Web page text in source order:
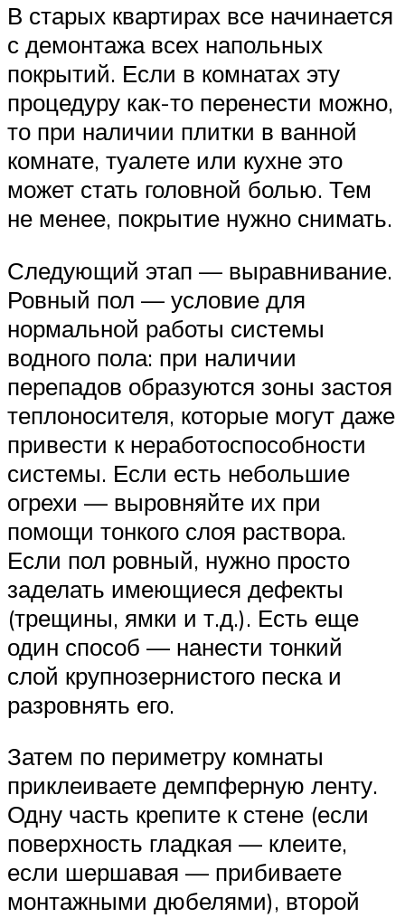
В старых квартирах все начинается
с демонтажа всех напольных
покрытий. Если в комнатах эту
процедуру как-то перенести можно,
то при наличии плитки в ванной
комнате, туалете или кухне это
может стать головной болью. Тем
не менее, покрытие нужно снимать.
Следующий этап — выравнивание.
Ровный пол — условие для
нормальной работы системы
водного пола: при наличии
перепадов образуются зоны застоя
теплоносителя, которые могут даже
привести к неработоспособности
системы. Если есть небольшие
огрехи — выровняйте их при
помощи тонкого слоя раствора.
Если пол ровный, нужно просто
заделать имеющиеся дефекты
(трещины, ямки и т.д.). Есть еще
один способ — нанести тонкий
слой крупнозернистого песка и
разровнять его.
Затем по периметру комнаты
приклеиваете демпферную ленту.
Одну часть крепите к стене (если
поверхность гладкая — клеите,
если шершавая — прибиваете
монтажными дюбелями), второй